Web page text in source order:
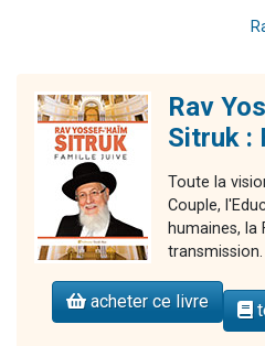
Rav
Sitruk :
Toute la
Couple,
humaines, la
transmission.
acheter ce livre